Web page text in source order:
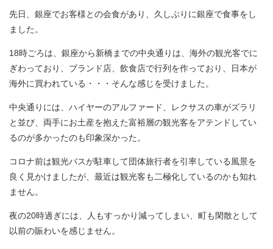
先日、銀座でお客様との会食があり、久しぶりに銀座で食事をし
ました。
18時ごろは、銀座から新橋までの中央通りは、海外の観光客でに
ぎわっており、ブランド店、飲食店で行列を作っており、日本が
海外に買われている・・・そんな感じを受けました。
中央通りには、ハイヤーのアルファード、レクサスの車がズラリ
と並び、両手にお土産を抱えた富裕層の観光客をアテンドしてい
るのが多かったのも印象深かった。
コロナ前は観光バスが駐車して団体旅行者を引率している風景を
良く見かけましたが、最近は観光客も二極化しているのかも知れ
ません。
夜の20時過ぎには、人もすっかり減ってしまい、町も閑散として
以前の賑わいを感じません。